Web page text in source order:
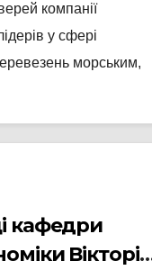
компанії
у сфері
морським,
кафедри
Вікторії